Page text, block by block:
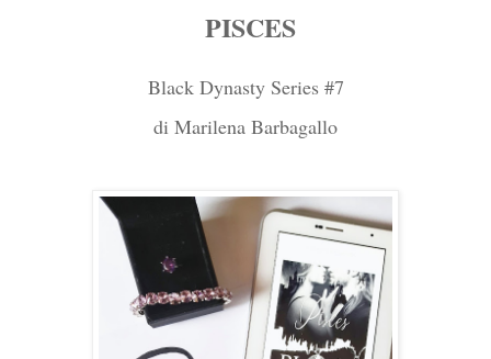
PISCES
Black Dynasty Series #7
di Marilena Barbagallo